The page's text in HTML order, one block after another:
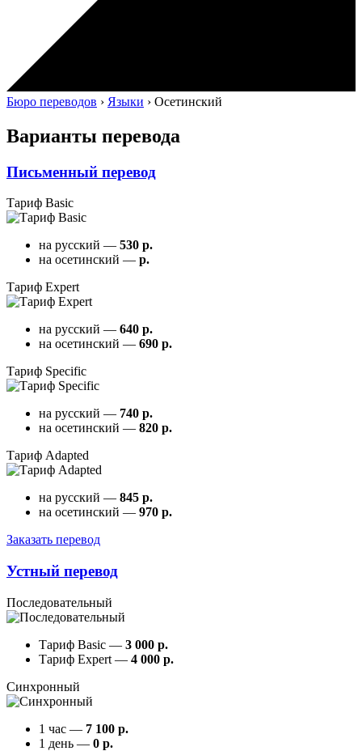
Бюро переводов › Языки › Осетинский
Варианты перевода
Письменный перевод
Тариф Basic
на русский — 530 р.
на осетинский — р.
Тариф Expert
на русский — 640 р.
на осетинский — 690 р.
Тариф Specific
на русский — 740 р.
на осетинский — 820 р.
Тариф Adapted
на русский — 845 р.
на осетинский — 970 р.
Заказать перевод
Устный перевод
Последовательный
Тариф Basic — 3 000 р.
Тариф Expert — 4 000 р.
Синхронный
1 час — 7 100 р.
1 день — 0 р.